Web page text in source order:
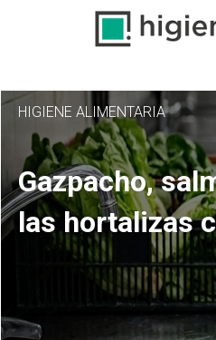
HIGIENE ALIMENTARIA
Gazpacho,
las hortalizas